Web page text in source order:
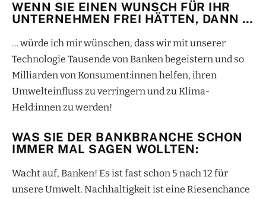
WENN SIE EINEN WUNSCH FÜR IHR
UNTERNEHMEN FREI HÄTTEN, DANN …
… würde ich mir wünschen, dass wir mit unserer
Technologie Tausende von Banken begeistern und so
Milliarden von Konsument:innen helfen, ihren
Umwelteinfluss zu verringern und zu Klima-
Held:innen zu werden!
WAS SIE DER BANKBRANCHE SCHON
IMMER MAL SAGEN WOLLTEN:
Wacht auf, Banken! Es ist fast schon 5 nach 12 für
unsere Umwelt. Nachhaltigkeit ist eine Riesenchance